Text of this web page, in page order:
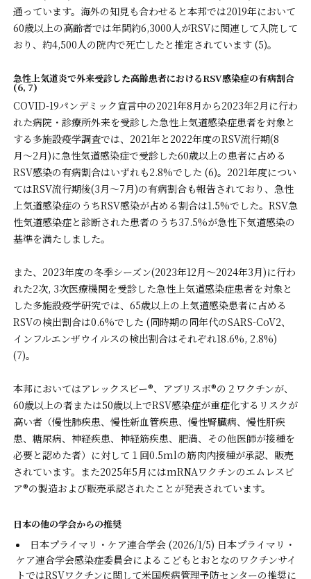
通っています。海外の知見も合わせると本邦では2019年において
60歳以上の高齢者では年間約6,3000人がRSVに関連して入院して
おり、約4,500人の院内で死亡したと推定されています (5)。
急性上気道炎で外来受診した高齢患者におけるRSV感染症の有病割合
(6, 7)
COVID-19パンデミック宣言中の2021年8月から2023年2月に行わ
れた病院・診療所外来を受診した急性上気道感染症患者を対象と
する多施設疫学調査では、2021年と2022年度のRSV流行期(8
月〜2月)に急性気道感染症で受診した60歳以上の患者に占める
RSV感染の有病割合はいずれも2.8%でした (6)。2021年度につい
てはRSV流行期後(3月〜7月)の有病割合も報告されており、急性
上気道感染症のうちRSV感染が占める割合は1.5%でした。RSV急
性気道感染症と診断された患者のうち37.5%が急性下気道感染の
基準を満たしました。
また、2023年度の冬季シーズン(2023年12月〜2024年3月)に行わ
れた2次, 3次医療機関を受診した急性上気道感染症患者を対象と
した多施設疫学研究では、65歳以上の上気道感染患者に占める
RSVの検出割合は0.6%でした (同時期の同年代のSARS-CoV2、
インフルエンザウイルスの検出割合はそれぞれ18.6%, 2.8%)
(7)。
本邦においてはアレックスビー®︎、アブリスボ®︎の２ワクチンが、
60歳以上の者または50歳以上でRSV感染症が重症化するリスクが
高い者（慢性肺疾患、慢性新血管疾患、慢性腎臓病、慢性肝疾
患、糖尿病、神経疾患、神経筋疾患、肥満、その他医師が接種を
必要と認めた者）に対して１回0.5mlの筋肉内接種が承認、販売
されています。また2025年5月にはmRNAワクチンのエムレスビ
ア®︎の製造および販売承認されたことが発表されています。
日本の他の学会からの推奨
日本プライマリ・ケア連合学会 (2026/1/5) 日本プライマリ・
ケア連合学会感染症委員会によるこどもとおとなのワクチンサイ
トではRSVワクチンに関して米国疾病管理予防センターの推奨に